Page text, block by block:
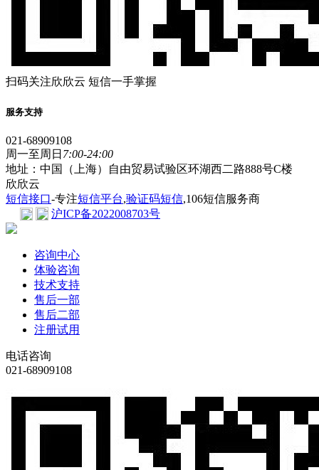
扫码关注欣欣云 短信一手掌握
服务支持
021-68909108
周一至周日 7:00-24:00
地址：中国（上海）自由贸易试验区环湖西二路888号C楼
欣欣云
短信接口-专注短信平台,验证码短信,106短信服务商
沪ICP备2022008703号
咨询中心
体验咨询
技术支持
售后一部
售后二部
注册试用
电话咨询
021-68909108